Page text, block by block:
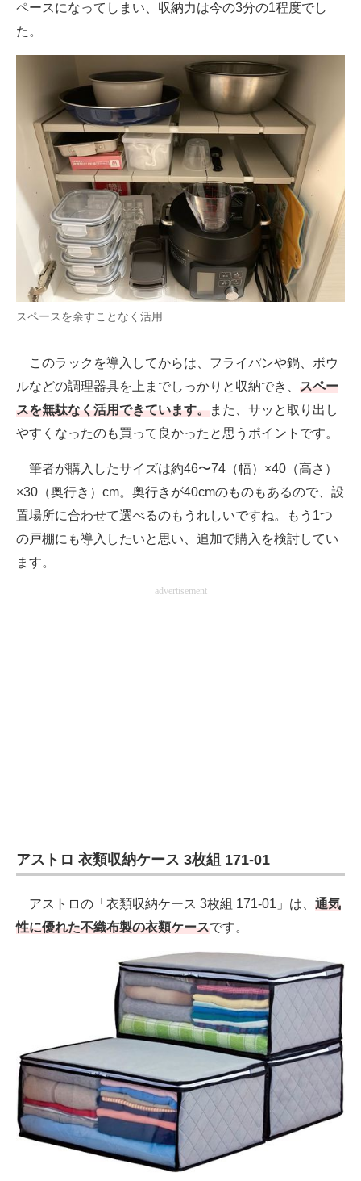
ペースになってしまい、収納力は今の3分の1程度でし
た。
スペースを余すことなく活用
このラックを導入してからは、フライパンや鍋、ボウ
ルなどの調理器具を上までしっかりと収納でき、 スペー
スを無駄なく活用できています。また、サッと取り出し
やすくなったのも買って良かったと思うポイントです。
筆者が購入したサイズは約46〜74（幅）×40（高さ）
×30（奥行き）cm。奥行きが40cmのものもあるので、設
置場所に合わせて選べるのもうれしいですね。もう1つ
の戸棚にも導入したいと思い、追加で購入を検討してい
ます。
advertisement
アストロ 衣類収納ケース 3枚組 171-01
アストロの「衣類収納ケース 3枚組 171-01」は、 通気
性に優れた不織布製の衣類ケースです。